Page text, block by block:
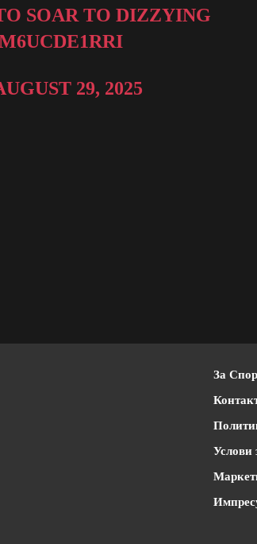
SOAR TO DIZZYING
29, 2025
За
Услови